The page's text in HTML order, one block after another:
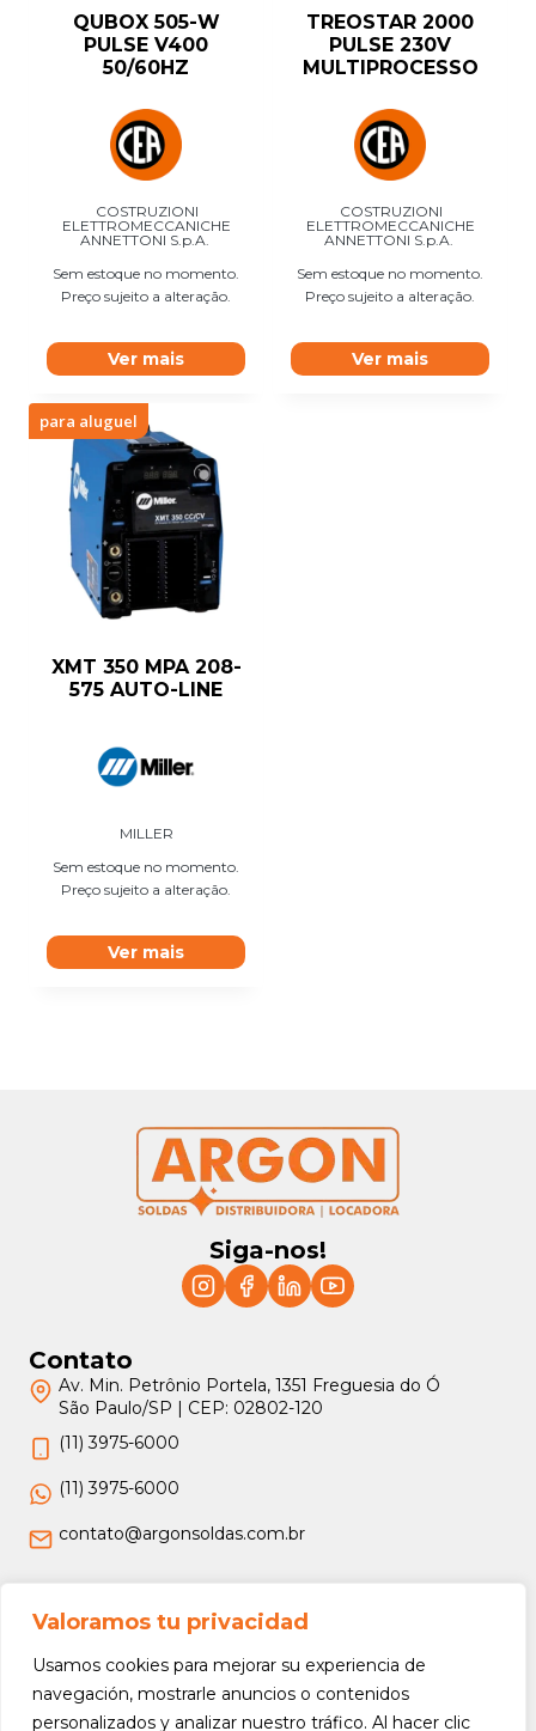
Valoramos tu privacidad
Usamos cookies para mejorar su experiencia de
navegación, mostrarle anuncios o contenidos
personalizados y analizar nuestro tráfico. Al hacer clic
QUBOX 505-W
PULSE V400
50/60HZ
COSTRUZIONI
ELETTROMECCANICHE
ANNETTONI S.p.A.
Sem estoque no momento.
Preço sujeito a alteração.
Ver mais
TREOSTAR 2000
PULSE 230V
MULTIPROCESSO
COSTRUZIONI
ELETTROMECCANICHE
ANNETTONI S.p.A.
Sem estoque no momento.
Preço sujeito a alteração.
Ver mais
para aluguel
XMT 350 MPA 208-
575 AUTO-LINE
MILLER
Sem estoque no momento.
Preço sujeito a alteração.
Ver mais
Siga-nos!
Contato
Av. Min. Petrônio Portela, 1351 Freguesia do Ó
São Paulo/SP | CEP: 02802-120
(11) 3975-6000
(11) 3975-6000
contato@argonsoldas.com.br
Jurídico
Termos e Condições
Política de Privacidade
Política de Devolução e Reembolso